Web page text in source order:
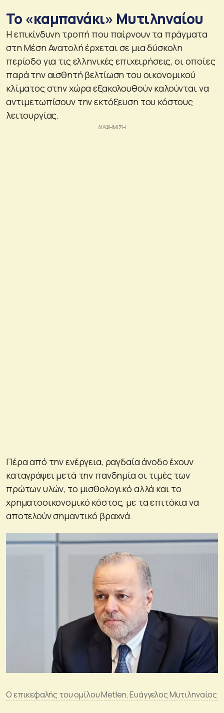
Το «καμπανάκι» Μυτιληναίου
Η επικίνδυνη τροπή που παίρνουν τα πράγματα
στη Μέση Ανατολή έρχεται σε μια δύσκολη
περίοδο για τις ελληνικές επιχειρήσεις, οι οποίες
παρά την αισθητή βελτίωση του οικονομικού
κλίματος στην χώρα εξακολουθούν καλούνται να
αντιμετωπίσουν την εκτόξευση του κόστους
λειτουργίας.
Πέρα από την ενέργεια, ραγδαία άνοδο έχουν
καταγράψει μετά την πανδημία οι τιμές των
πρώτων υλών, το μισθολογικό αλλά και το
χρηματοοικονομικό κόστος, με τα επιτόκια να
αποτελούν σημαντικό βραχνά.
O επικεφαλής του ομίλου Metlen, Ευάγγελος Μυτιληναίος